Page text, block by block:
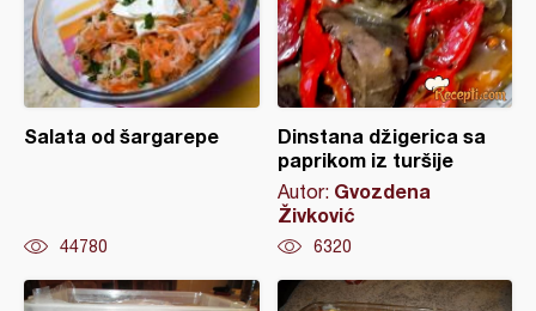
Salata od šargarepe
44780
Dinstana džigerica sa
paprikom iz turšije
Autor: Gvozdena
Živković
6320